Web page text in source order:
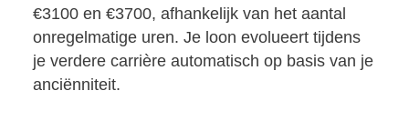
€3100 en €3700, afhankelijk van het aantal
onregelmatige uren. Je loon evolueert tijdens
je verdere carrière automatisch op basis van je
anciënniteit.